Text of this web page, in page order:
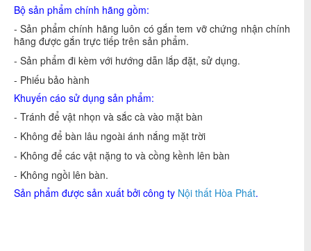
Bộ sản phẩm chính hãng gồm:
- Sản phẩm chính hãng luôn có gắn tem vỡ chứng nhận chính
hãng được gắn trực tiếp trên sản phẩm.
- Sản phẩm đi kèm với hướng dẫn lắp đặt, sử dụng.
- Phiếu bảo hành
Khuyến cáo sử dụng sản phẩm:
- Tránh để vật nhọn và sắc cà vào mặt bàn
- Không để bàn lâu ngoài ánh nắng mặt trời
- Không để các vật nặng to và cồng kềnh lên bàn
- Không ngồi lên bàn.
Sản phẩm được sản xuất bởi công ty Nội thất Hòa Phát.